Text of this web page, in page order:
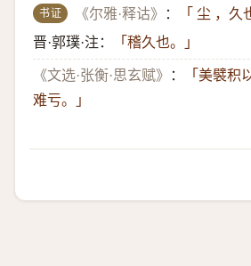
书证 《尔雅·释诂》 ：
「 尘 ，久
晋·郭璞·注：
「稽久也。」
《文选·张衡·思玄赋》 ：
「美襞积
难亏。」